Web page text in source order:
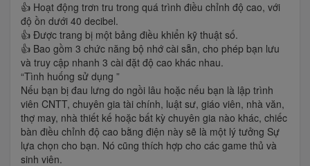
👍 Hoạt động trơn tru trong quá trình điều chỉnh độ cao, với
độ ồn dưới 40 decibel.
👍 Được trang bị một bảng điều khiển kỹ thuật số.
👍 Bao gồm 3 chức năng bộ nhớ cài sẵn, cho phép bạn lưu
và truy cập nhanh 3 cài đặt độ cao khác nhau.
“Tình huống sử dụng ”
Nếu bạn bị đau lưng do ngồi lâu hoặc nếu bạn là lập trình
viên CNTT, chuyên gia tài chính, luật sư, giáo viên, nhà văn,
thợ may, nhà thiết kế hoặc bất kỳ chuyên gia nào khác, chiếc
bàn điều chỉnh độ cao bằng điện này sẽ là một lý tưởng Sự
lựa chọn cho bạn. Nó cũng thích hợp cho các game thủ và
sinh viên.